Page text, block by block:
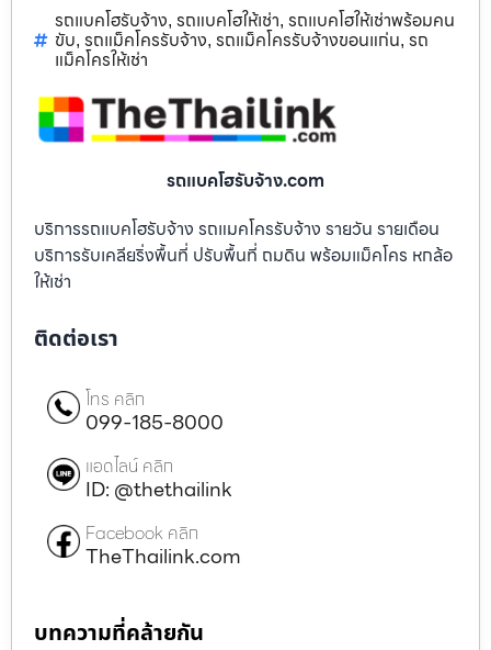
รถแบคโฮรับจ้าง, รถแบคโฮให้เช่า, รถแบคโฮให้เช่าพร้อมคน
ขับ, รถแม็คโครรับจ้าง, รถแม็คโครรับจ้างขอนแก่น, รถ
แม็คโครให้เช่า
รถแบคโฮรับจ้าง.com
บริการรถแบคโฮรับจ้าง รถแมคโครรับจ้าง รายวัน รายเดือน
บริการรับเคลียริ่งพื้นที่ ปรับพื้นที่ ถมดิน พร้อมแม็คโคร หกล้อ
ให้เช่า
ติดต่อเรา
โทร คลิก
099-185-8000
แอดไลน์ คลิก
ID: @thethailink
Facebook คลิก
TheThailink.com
บทความที่คล้ายกัน